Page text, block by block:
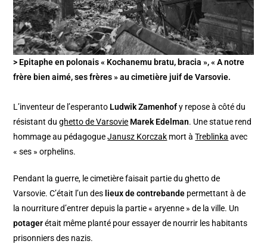
> Epitaphe en polonais « Kochanemu bratu, bracia », « A notre
frère bien aimé, ses frères » au cimetière juif de Varsovie.
L’inventeur de l’esperanto Ludwik Zamenhofy repose à côté du
résistant dughetto de Varsovie Marek Edelman. Une statue rend
hommage au pédagogueJanusz Korczak mort àTreblinka avec
« ses » orphelins.
Pendant la guerre, le cimetière faisait partie du ghetto de
Varsovie. C’était l’un des lieux de contrebande permettant à de
la nourriture d’entrer depuis la partie « aryenne » de la ville. Un
potagerétait même planté pour essayer de nourrir les habitants
prisonniers des nazis.